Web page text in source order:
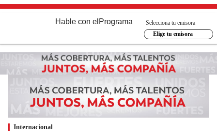
Hable con el Programa
Selecciona tu emisora
Elige tu emisora
Internacional